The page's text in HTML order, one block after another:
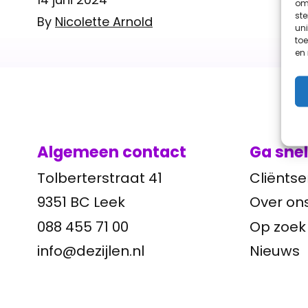
en
By Nicolette Arnold
Algemeen contact
Tolberterstraat 41
9351 BC Leek
088 455 71 00
info@dezijlen.nl
Ga
Over
Op
Nieuws